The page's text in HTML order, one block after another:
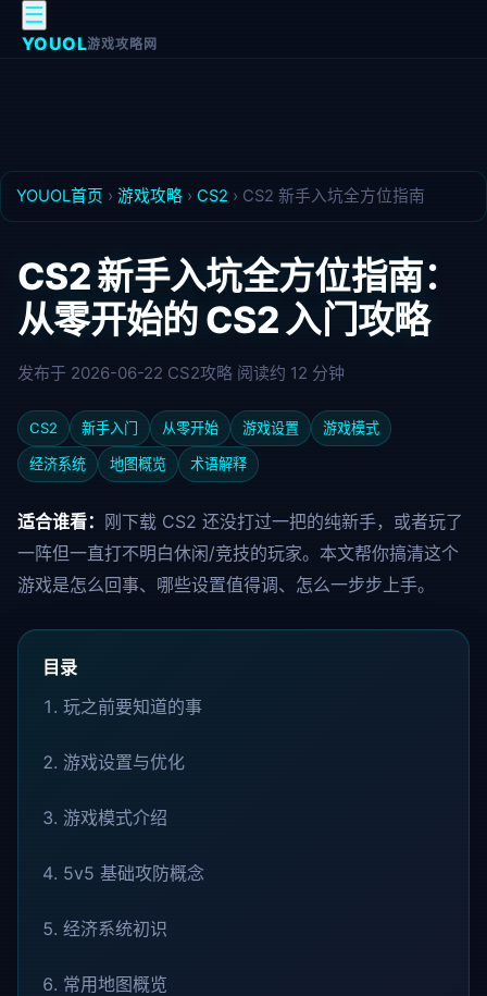
☰
YOUOL游戏攻略网
YOUOL首页 › 游戏攻略 › CS2 › CS2 新手入坑全方位指南
CS2 新手入坑全方位指南：
从零开始的 CS2 入门攻略
发布于 2026-06-22 CS2攻略 阅读约 12 分钟
CS2 新手入门 从零开始 游戏设置 游戏模式
经济系统 地图概览 术语解释
适合谁看： 刚下载 CS2 还没打过一把的纯新手，或者玩了
一阵但一直打不明白休闲/竞技的玩家。本文帮你搞清这个
游戏是怎么回事、哪些设置值得调、怎么一步步上手。
目录
玩之前要知道的事
游戏设置与优化
游戏模式介绍
5v5 基础攻防概念
经济系统初识
常用地图概览